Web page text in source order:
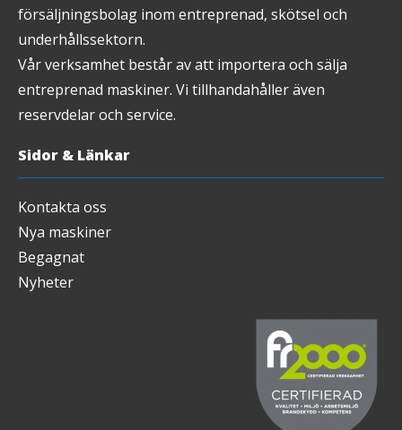
försäljningsbolag inom entreprenad, skötsel och
underhållssektorn.
Vår verksamhet består av att importera och sälja
entreprenad maskiner. Vi tillhandahåller även
reservdelar och service.
Sidor & Länkar
Kontakta oss
Nya maskiner
Begagnat
Nyheter